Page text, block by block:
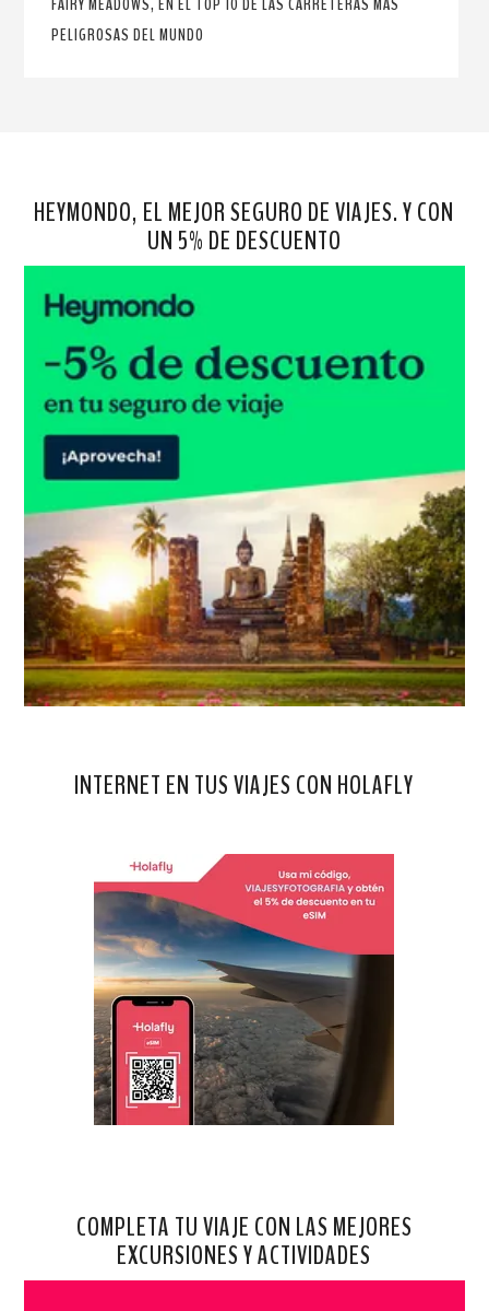
PELIGROSAS DEL MUNDO
HEYMONDO, EL MEJOR SEGURO DE VIAJES. Y CON
UN 5% DE DESCUENTO
INTERNET EN TUS VIAJES CON HOLAFLY
COMPLETA TU VIAJE CON LAS MEJORES
EXCURSIONES Y ACTIVIDADES